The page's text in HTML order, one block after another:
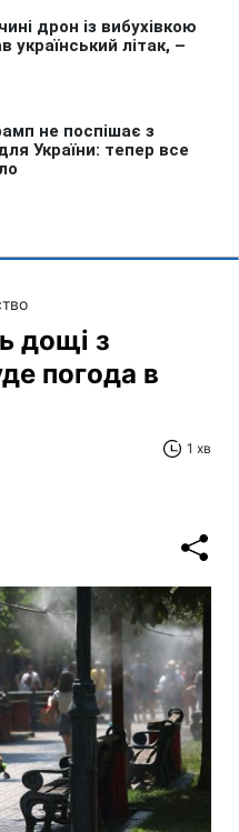
дощі з
погода в
1 хв